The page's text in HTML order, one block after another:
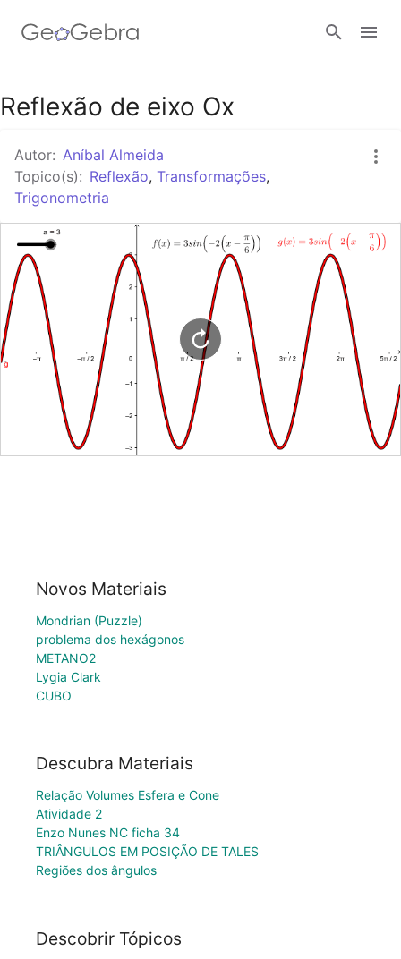
Google Classroom
GeoGebra Classroom
Reflexão de eixo Ox
Autor: Aníbal Almeida
Topico(s): Reflexão, Transformações,
Trigonometria
Novos Materiais
Mondrian (Puzzle)
problema dos hexágonos
METANO2
Lygia Clark
CUBO
Descubra Materiais
Relação Volumes Esfera e Cone
Atividade 2
Enzo Nunes NC ficha 34
TRIÂNGULOS EM POSIÇÃO DE TALES
Regiões dos ângulos
Descobrir Tópicos